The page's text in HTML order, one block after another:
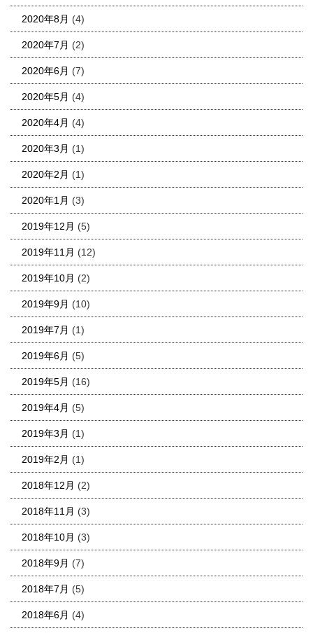
2020年8月 (4)
2020年7月 (2)
2020年6月 (7)
2020年5月 (4)
2020年4月 (4)
2020年3月 (1)
2020年2月 (1)
2020年1月 (3)
2019年12月 (5)
2019年11月 (12)
2019年10月 (2)
2019年9月 (10)
2019年7月 (1)
2019年6月 (5)
2019年5月 (16)
2019年4月 (5)
2019年3月 (1)
2019年2月 (1)
2018年12月 (2)
2018年11月 (3)
2018年10月 (3)
2018年9月 (7)
2018年7月 (5)
2018年6月 (4)